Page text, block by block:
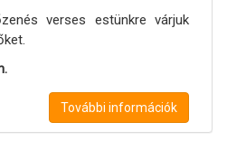
verses estünkre várjuk
További információk